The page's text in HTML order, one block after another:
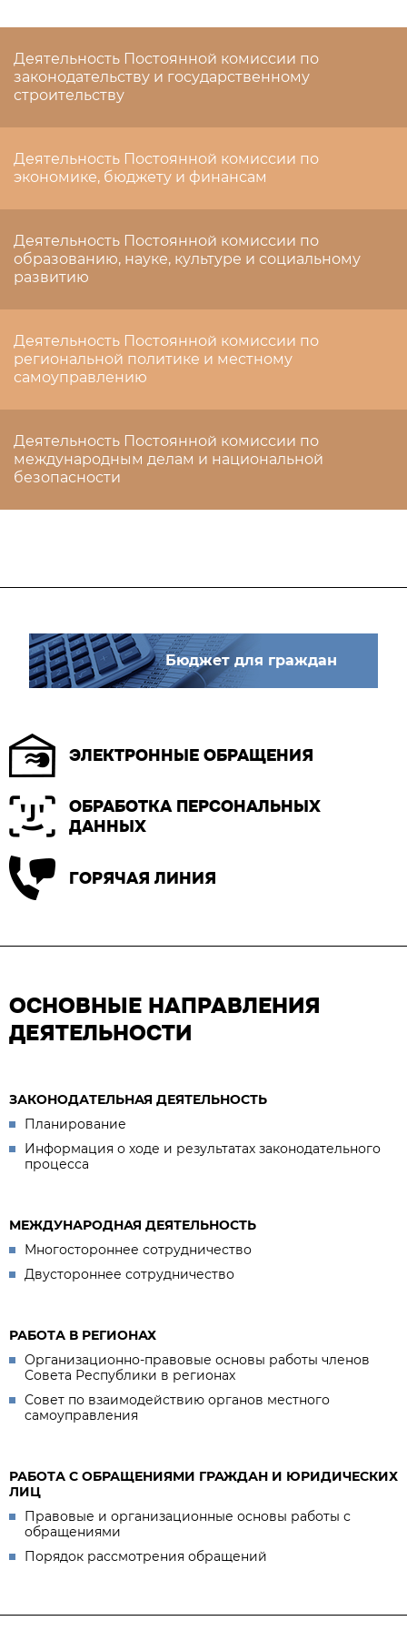
Деятельность Постоянной комиссии по
законодательству и государственному
строительству
Деятельность Постоянной комиссии по
экономике, бюджету и финансам
Деятельность Постоянной комиссии по
образованию, науке, культуре и социальному
развитию
Деятельность Постоянной комиссии по
региональной политике и местному
самоуправлению
Деятельность Постоянной комиссии по
международным делам и национальной
безопасности
Бюджет для граждан
ЭЛЕКТРОННЫЕ ОБРАЩЕНИЯ
ОБРАБОТКА ПЕРСОНАЛЬНЫХ
ДАННЫХ
ГОРЯЧАЯ ЛИНИЯ
ОСНОВНЫЕ НАПРАВЛЕНИЯ
ДЕЯТЕЛЬНОСТИ
ЗАКОНОДАТЕЛЬНАЯ ДЕЯТЕЛЬНОСТЬ
Планирование
Информация о ходе и результатах законодательного
процесса
МЕЖДУНАРОДНАЯ ДЕЯТЕЛЬНОСТЬ
Многостороннее сотрудничество
Двустороннее сотрудничество
РАБОТА В РЕГИОНАХ
Организационно-правовые основы работы членов
Совета Республики в регионах
Совет по взаимодействию органов местного
самоуправления
РАБОТА С ОБРАЩЕНИЯМИ ГРАЖДАН И ЮРИДИЧЕСКИХ
ЛИЦ
Правовые и организационные основы работы с
обращениями
Порядок рассмотрения обращений